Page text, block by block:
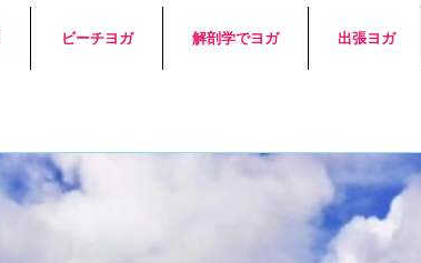
ビーチヨガ 解剖学でヨガ 出張ヨガ